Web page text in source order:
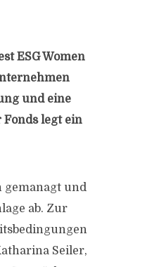
ESG Women
und eine
legt ein
gemanagt und
ab. Zur
Seiler,